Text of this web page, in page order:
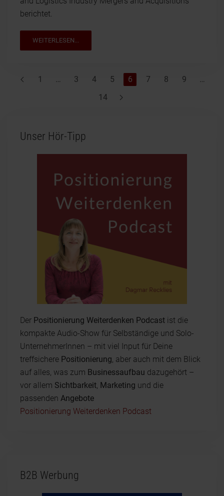
berichtet.
WEITERLESEN...
1 … 3 4 5 6 7 8 9
…
14
Unser Hör-Tipp
Der Positionierung Weiterdenken Podcast ist die
kompakte Audio-Show für Selbständige und Solo-
UnternehmerInnen – mit viel Input für Deine
treffsichere Positionierung, aber auch mit dem Blick
auf alles, was zum Businessaufbau dazugehört –
vor allem Sichtbarkeit, Marketing und die
passenden Angebote
Positionierung Weiterdenken Podcast
B2B Werbung